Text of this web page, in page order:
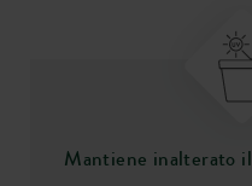
Mantiene inalterato